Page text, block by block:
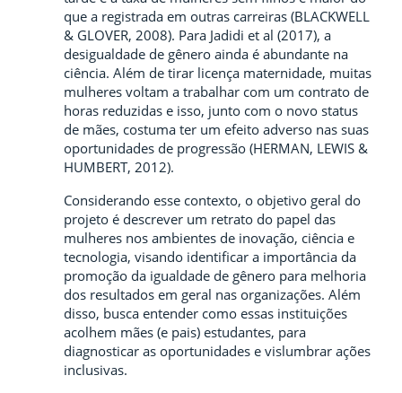
que a registrada em outras carreiras (BLACKWELL
& GLOVER, 2008). Para Jadidi et al (2017), a
desigualdade de gênero ainda é abundante na
ciência. Além de tirar licença maternidade, muitas
mulheres voltam a trabalhar com um contrato de
horas reduzidas e isso, junto com o novo status
de mães, costuma ter um efeito adverso nas suas
oportunidades de progressão (HERMAN, LEWIS &
HUMBERT, 2012).
Considerando esse contexto, o objetivo geral do
projeto é descrever um retrato do papel das
mulheres nos ambientes de inovação, ciência e
tecnologia, visando identificar a importância da
promoção da igualdade de gênero para melhoria
dos resultados em geral nas organizações. Além
disso, busca entender como essas instituições
acolhem mães (e pais) estudantes, para
diagnosticar as oportunidades e vislumbrar ações
inclusivas.